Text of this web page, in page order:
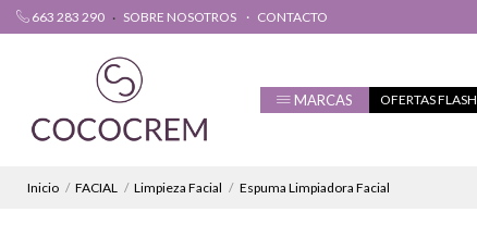
663 283 290 SOBRE NOSOTROS CONTACTO
MARCAS OFERTAS FLASH
Inicio FACIAL Limpieza Facial Espuma Limpiadora Facial